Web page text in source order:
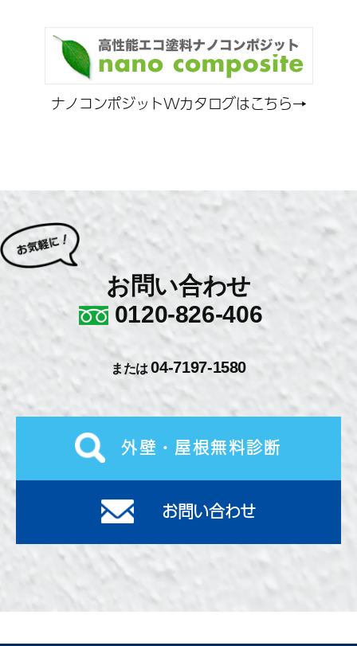
ナノコンポジットWカタログはこちら→
お問い合わせ
0120-826-406
または04-7197-1580
外壁・屋根無料診断
お問い合わせ